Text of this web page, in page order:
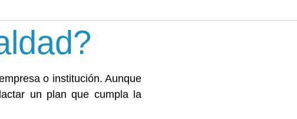
o institución. Aunque
un plan que cumpla la